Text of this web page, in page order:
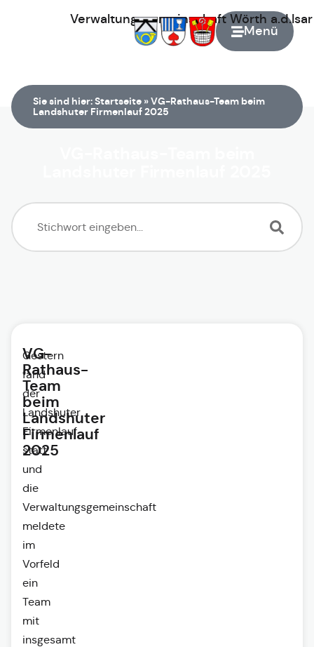
Menü
Verwaltungsgemeinschaft Wörth
Sie sind hier:Startseite »VG-Rathaus-Team beim
Landshuter Firmenlauf 2025
VG-
Rathaus-
Team
beim
Landshuter
Firmenlauf
2025
Gestern
fand
der
Landshuter
Firmenlauf
statt
und
die
Verwaltungsgemeinschaft
meldete
im
Vorfeld
ein
Team
mit
insgesamt